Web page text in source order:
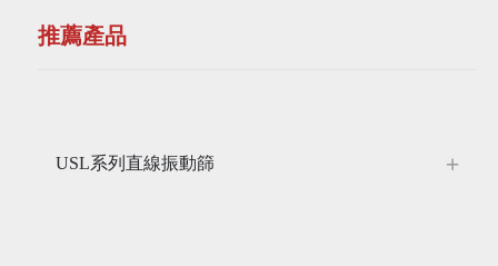
推薦產品
USL系列直線振動篩